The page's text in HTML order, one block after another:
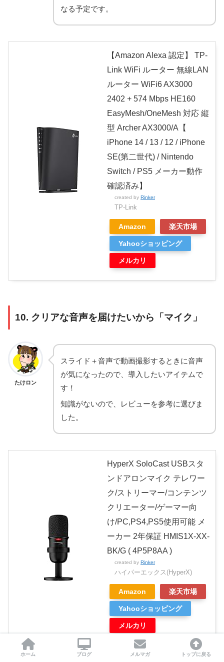
なる予定です。
【Amazon Alexa 認定】 TP-
Link WiFi ルーター 無線LAN
ルーター WiFi6 AX3000
2402 + 574 Mbps HE160
EasyMesh/OneMesh 対応 縦
型 Archer AX3000/A【
iPhone 14 / 13 / 12 / iPhone
SE(第二世代) / Nintendo
Switch / PS5 メーカー動作
確認済み】
created by Rinker
TP-Link
Amazon 楽天市場
Yahooショッピング
メルカリ
10. クリアな音声を届けたいから「マイク」
たけロン
スライド＋音声で動画撮影するときに音声
が気になったので、導入したいアイテムで
す！
知識がないので、レビューを参考に選びま
した。
HyperX SoloCast USBスタ
ンドアロンマイク テレワー
ク/ストリーマー/コンテンツ
クリエーター/ゲーマー向
け/PC,PS4,PS5使用可能 メ
ーカー 2年保証 HMIS1X-XX-
BK/G ( 4P5P8AA )
created by Rinker
ハイパーエックス(HyperX)
Amazon 楽天市場
Yahooショッピング
メルカリ
ホーム ブログ メルマガ トップに戻る